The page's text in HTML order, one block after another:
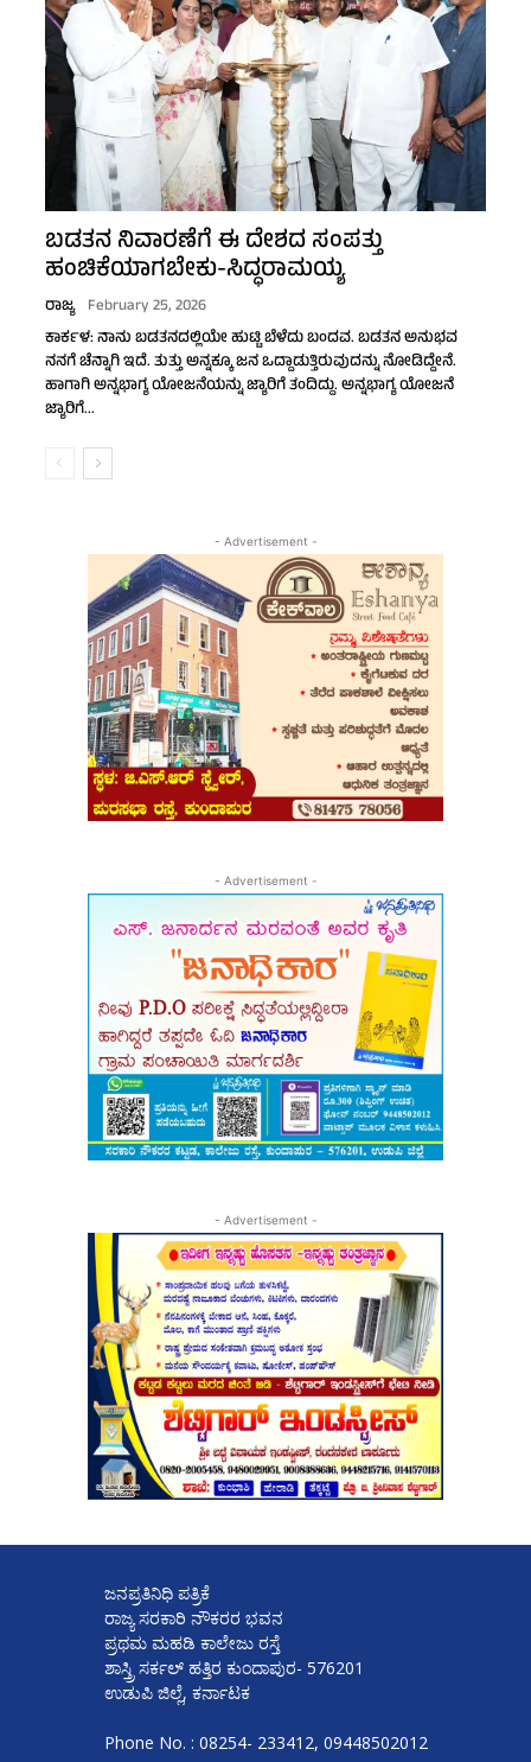
ಬಡತನ ನಿವಾರಣೆಗೆ ಈ ದೇಶದ ಸಂಪತ್ತು
ಹಂಚಿಕೆಯಾಗಬೇಕು-ಸಿದ್ಧರಾಮಯ್ಯ
ರಾಜ್ಯ February 25, 2026
ಕಾರ್ಕಳ: ನಾನು ಬಡತನದಲ್ಲಿಯೇ ಹುಟ್ಟಿ ಬೆಳೆದು ಬಂದವ. ಬಡತನ ಅನುಭವ
ನನಗೆ ಚೆನ್ನಾಗಿ ಇದೆ. ತುತ್ತು ಅನ್ನಕ್ಕೂ ಜನ ಒದ್ದಾಡುತ್ತಿರುವುದನ್ನು ನೋಡಿದ್ದೇನೆ.
ಹಾಗಾಗಿ ಅನ್ನಭಾಗ್ಯ ಯೋಜನೆಯನ್ನು ಜ್ಯಾರಿಗೆ ತಂದಿದ್ದು. ಅನ್ನಭಾಗ್ಯ ಯೋಜನೆ
ಜ್ಯಾರಿಗೆ...
- Advertisement -
- Advertisement -
- Advertisement -
ಜನಪ್ರತಿನಿಧಿ ಪತ್ರಿಕೆ
ರಾಜ್ಯ ಸರಕಾರಿ ನೌಕರರ ಭವನ
ಪ್ರಥಮ ಮಹಡಿ ಕಾಲೇಜು ರಸ್ತೆ
ಶಾಸ್ತ್ರಿ ಸರ್ಕಲ್ ಹತ್ತಿರ ಕುಂದಾಪುರ- 576201
ಉಡುಪಿ ಜಿಲ್ಲೆ, ಕರ್ನಾಟಕ
Phone No. : 08254- 233412, 09448502012